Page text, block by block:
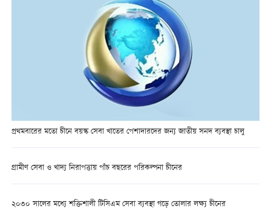
প্রথমবারের মতো চীনে বয়স্ক সেবা খাতের পেশাদারদের জন্য জাতীয় সনদ ব্যবস্থা চালু
গ্রামীণ সেবা ও খাদ্য নিরাপত্তায় পাঁচ বছরের পরিকল্পনা চীনের
২০৩০ সালের মধ্যে শক্তিশালী টিসিএম সেবা ব্যবস্থা গড়ে তোলার লক্ষ্য চীনের